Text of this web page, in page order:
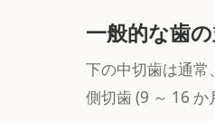
一般的な歯
下の中切歯は通常
側切歯 (9 ～ 16 か